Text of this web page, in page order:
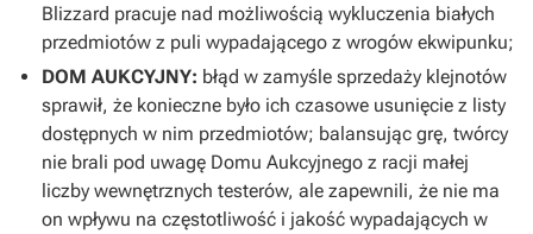
Blizzard pracuje nad możliwością wykluczenia białych
przedmiotów z puli wypadającego z wrogów ekwipunku;
DOM AUKCYJNY: błąd w zamyśle sprzedaży klejnotów
sprawił, że konieczne było ich czasowe usunięcie z listy
dostępnych w nim przedmiotów; balansując grę, twórcy
nie brali pod uwagę Domu Aukcyjnego z racji małej
liczby wewnętrznych testerów, ale zapewnili, że nie ma
on wpływu na częstotliwość i jakość wypadających w